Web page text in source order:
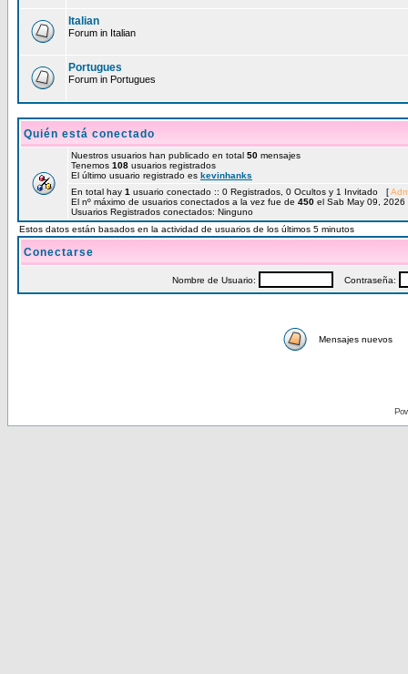
Italian
Forum in Italian
Portugues
Forum in Portugues
Quién está conectado
Nuestros usuarios han publicado en total 50 mensajes
Tenemos 108 usuarios registrados
El último usuario registrado es kevinhanks
En total hay 1 usuario conectado :: 0 Registrados, 0 Ocultos y 1 Invitado [
El nº máximo de usuarios conectados a la vez fue de 450 el Sab May 09, 2026
Usuarios Registrados conectados: Ninguno
Estos datos están basados en la actividad de usuarios de los últimos 5 minutos
Conectarse
Nombre de Usuario: Contraseña:
Mensajes nuevos